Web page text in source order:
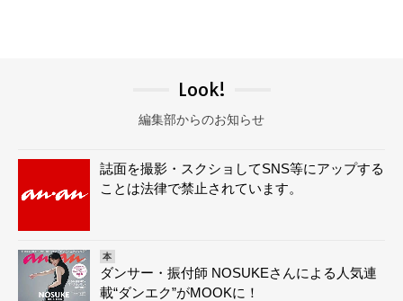
Look!
編集部からのお知らせ
誌面を撮影・スクショしてSNS等にアップする
ことは法律で禁止されています。
本
ダンサー・振付師 NOSUKEさんによる人気連
載“ダンエク”がMOOKに！